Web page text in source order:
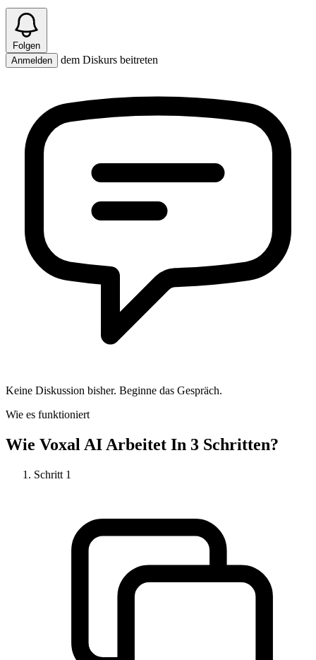
Folgen
Anmelden
dem Diskurs beitreten
Keine Diskussion bisher. Beginne das Gespräch.
Wie es funktioniert
Wie Voxal AI Arbeitet In 3 Schritten?
Schritt 1